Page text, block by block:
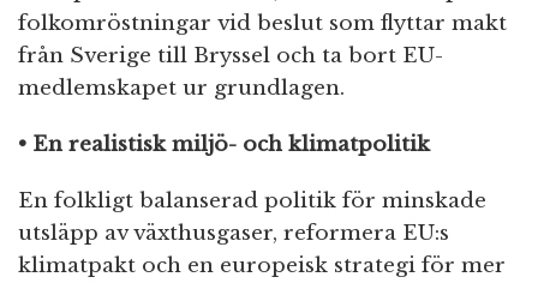
folkomröstningar vid beslut som flyttar makt
från Sverige till Bryssel och ta bort EU-
medlemskapet ur grundlagen.
• En realistisk miljö- och klimatpolitik
En folkligt balanserad politik för minskade
utsläpp av växthusgaser, reformera EU:s
klimatpakt och en europeisk strategi för mer